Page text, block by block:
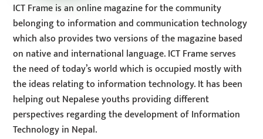
ICT Frame is an online magazine for the community
belonging to information and communication technology
which also provides two versions of the magazine based
on native and international language. ICT Frame serves
the need of today’s world which is occupied mostly with
the ideas relating to information technology. It has been
helping out Nepalese youths providing different
perspectives regarding the development of Information
Technology in Nepal.